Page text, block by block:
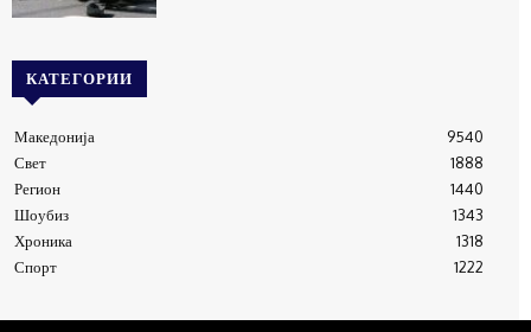
КАТЕГОРИИ
Македонија
9540
Свет
1888
Регион
1440
Шоубиз
1343
Хроника
1318
Спорт
1222